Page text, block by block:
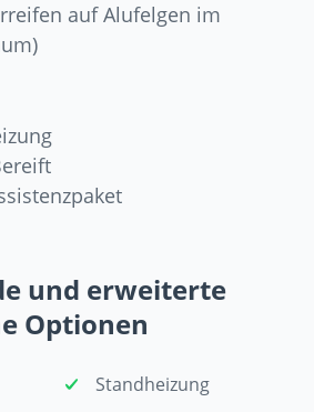
auf Alufelgen im
und erweiterte
Optionen
Standheizung